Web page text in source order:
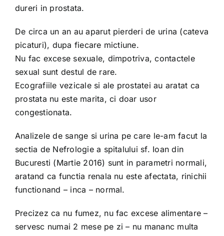
dureri in prostata.
De circa un an au aparut pierderi de urina (cateva
picaturi), dupa fiecare mictiune.
Nu fac excese sexuale, dimpotriva, contactele
sexual sunt destul de rare.
Ecografiile vezicale si ale prostatei au aratat ca
prostata nu este marita, ci doar usor
congestionata.
Analizele de sange si urina pe care le-am facut la
sectia de Nefrologie a spitalului sf. Ioan din
Bucuresti (Martie 2016) sunt in parametri normali,
aratand ca functia renala nu este afectata, rinichii
functionand – inca – normal.
Precizez ca nu fumez, nu fac excese alimentare –
servesc numai 2 mese pe zi – nu mananc multa